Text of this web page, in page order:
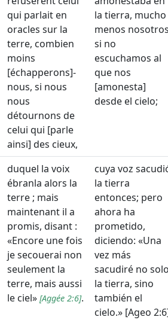
qui parlait en
oracles sur la
terre, combien
moins
[échapperons]-
nous, si nous
nous
détournons de
celui qui [parle
ainsi] des cieux,
la tierra, mucho
menos
si no
escuchamos al
que nos
[amonesta]
desde el cielo;
duquel la voix
ébranla alors la
terre ; mais
maintenant il a
promis, disant :
«Encore une fois
je secouerai non
seulement la
terre, mais aussi
le ciel» [Aggée 2:6].
cuya voz
la tierra
entonces; pero
ahora ha
prometido,
diciendo: «Una
vez más
sacudiré no
la tierra, sino
también el
cielo.» [Ageo